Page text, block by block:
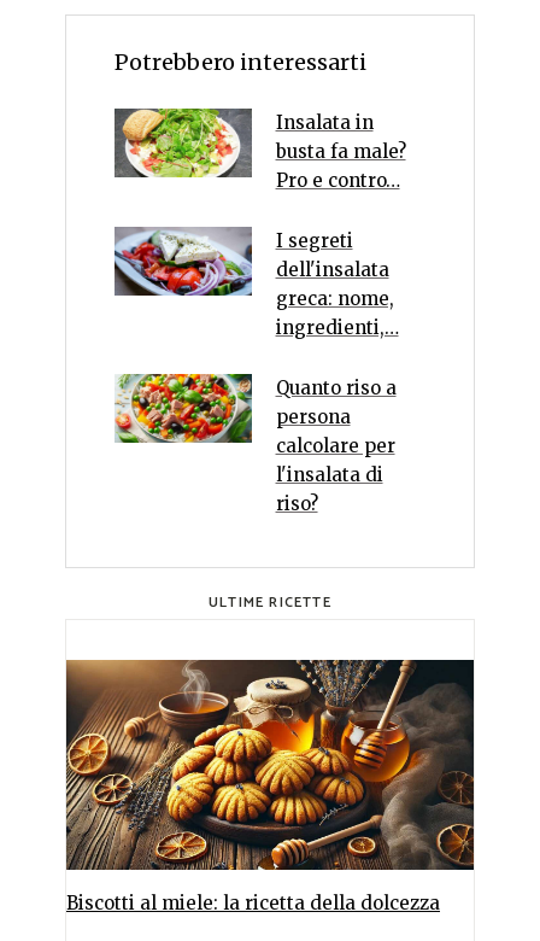
Potrebbero interessarti
Insalata in
busta fa male?
Pro e contro…
I segreti
dell'insalata
greca: nome,
ingredienti,…
Quanto riso a
persona
calcolare per
l'insalata di
riso?
ULTIME RICETTE
Biscotti al miele: la ricetta della dolcezza